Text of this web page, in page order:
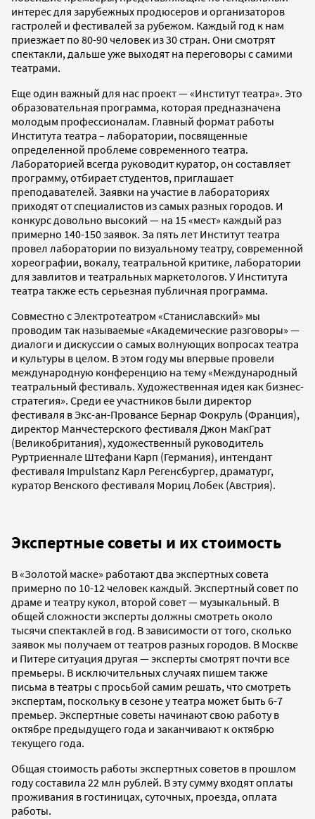
интерес для зарубежных продюсеров и организаторов
гастролей и фестивалей за рубежом. Каждый год к нам
приезжает по 80-90 человек из 30 стран. Они смотрят
спектакли, дальше уже выходят на переговоры с самими
театрами.
Еще один важный для нас проект — «Институт театра». Это
образовательная программа, которая предназначена
молодым профессионалам. Главный формат работы
Института театра – лаборатории, посвященные
определенной проблеме современного театра.
Лабораторией всегда руководит куратор, он составляет
программу, отбирает студентов, приглашает
преподавателей. Заявки на участие в лабораториях
приходят от специалистов из самых разных городов. И
конкурс довольно высокий — на 15 «мест» каждый раз
примерно 140-150 заявок. За пять лет Институт театра
провел лаборатории по визуальному театру, современной
хореографии, вокалу, театральной критике, лаборатории
для завлитов и театральных маркетологов. У Института
театра также есть серьезная публичная программа.
Совместно с Электротеатром «Станиславский» мы
проводим так называемые «Академические разговоры» —
диалоги и дискуссии о самых волнующих вопросах театра
и культуры в целом. В этом году мы впервые провели
международную конференцию на тему «Международный
театральный фестиваль. Художественная идея как бизнес-
стратегия». Среди ее участников были директор
фестиваля в Экс-ан-Провансе Бернар Фокруль (Франция),
директор Манчестерского фестиваля Джон МакГрат
(Великобритания), художественный руководитель
Руртриеннале Штефани Карп (Германия), интендант
фестиваля Impulstanz Карл Регенсбургер, драматург,
куратор Венского фестиваля Мориц Лобек (Австрия).
Экспертные советы и их стоимость
В «Золотой маске» работают два экспертных совета
примерно по 10-12 человек каждый. Экспертный совет по
драме и театру кукол, второй совет — музыкальный. В
общей сложности эксперты должны смотреть около
тысячи спектаклей в год. В зависимости от того, сколько
заявок мы получаем от театров разных городов. В Москве
и Питере ситуация другая — эксперты смотрят почти все
премьеры. В исключительных случаях пишем также
письма в театры с просьбой самим решать, что смотреть
экспертам, поскольку в сезоне у театра может быть 6-7
премьер. Экспертные советы начинают свою работу в
октябре предыдущего года и заканчивают к октябрю
текущего года.
Общая стоимость работы экспертных советов в прошлом
году составила 22 млн рублей. В эту сумму входят оплаты
проживания в гостиницах, суточных, проезда, оплата
работы.